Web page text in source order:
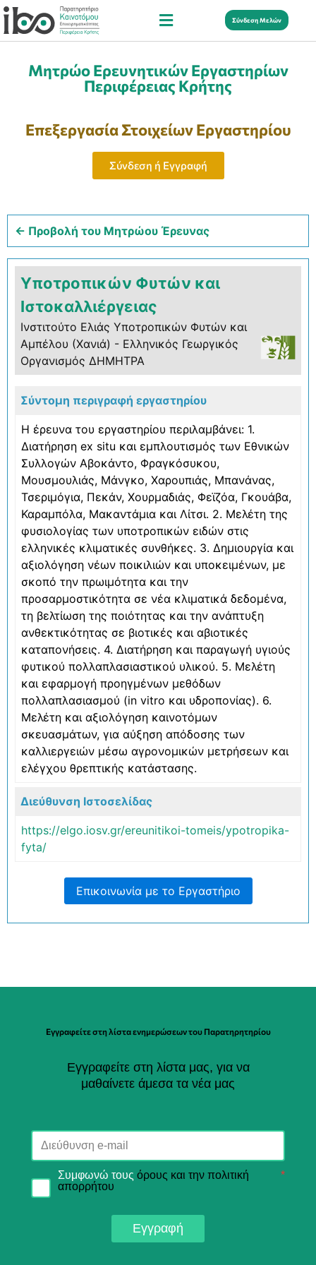
Σύνδεση Μελών
Μητρώο Ερευνητικών Εργαστηρίων
Περιφέρειας Κρήτης
Επεξεργασία Στοιχείων Εργαστηρίου
Σύνδεση ή Εγγραφή
← Προβολή του Μητρώου Έρευνας
Υποτροπικών Φυτών και
Ιστοκαλλιέργειας
Ινστιτούτο Ελιάς Υποτροπικών Φυτών και
Αμπέλου (Χανιά) - Ελληνικός Γεωργικός
Οργανισμός ΔΗΜΗΤΡΑ
Σύντομη περιγραφή εργαστηρίου
Η έρευνα του εργαστηρίου περιλαμβάνει: 1.
Διατήρηση ex situ και εμπλουτισμός των Εθνικών
Συλλογών Αβοκάντο, Φραγκόσυκου,
Μουσμουλιάς, Μάνγκο, Χαρουπιάς, Μπανάνας,
Τσεριμόγια, Πεκάν, Χουρμαδιάς, Φεϊζόα, Γκουάβα,
Καραμπόλα, Μακαντάμια και Λίτσι. 2. Μελέτη της
φυσιολογίας των υποτροπικών ειδών στις
ελληνικές κλιματικές συνθήκες. 3. Δημιουργία και
αξιολόγηση νέων ποικιλιών και υποκειμένων, με
σκοπό την πρωιμότητα και την
προσαρμοστικότητα σε νέα κλιματικά δεδομένα,
τη βελτίωση της ποιότητας και την ανάπτυξη
ανθεκτικότητας σε βιοτικές και αβιοτικές
καταπονήσεις. 4. Διατήρηση και παραγωγή υγιούς
φυτικού πολλαπλασιαστικού υλικού. 5. Μελέτη
και εφαρμογή προηγμένων μεθόδων
πολλαπλασιασμού (in vitro και υδροπονίας). 6.
Μελέτη και αξιολόγηση καινοτόμων
σκευασμάτων, για αύξηση απόδοσης των
καλλιεργειών μέσω αγρονομικών μετρήσεων και
ελέγχου θρεπτικής κατάστασης.
Διεύθυνση Ιστοσελίδας
https://elgo.iosv.gr/ereunitikoi-tomeis/ypotropika-
fyta/
Επικοινωνία με το Εργαστήριο
Εγγραφείτε στη λίστα ενημερώσεων του Παρατηρητηρίου
Εγγραφείτε στη λίστα μας, για να
μαθαίνετε άμεσα τα νέα μας
Συμφωνώ τους όρους και την πολιτική
απορρήτου
*
Εγγραφή